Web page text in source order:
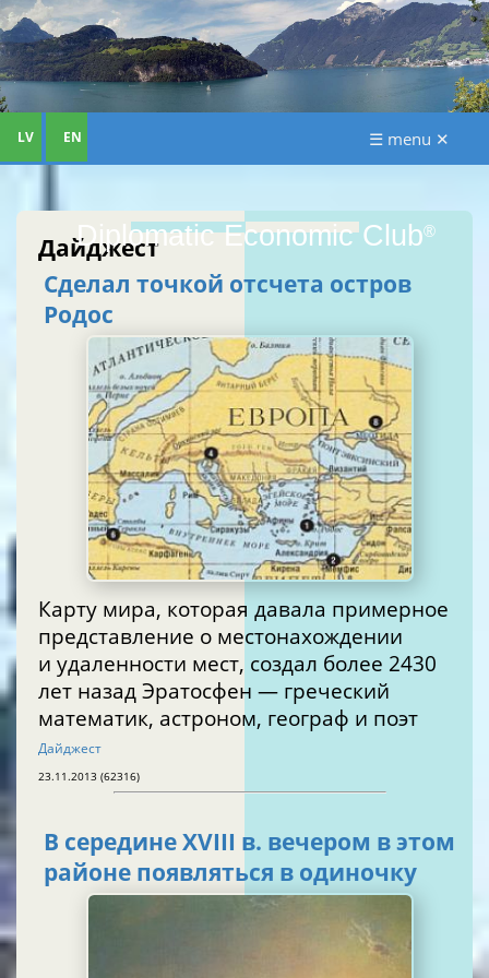
Diplomatic Economic Club®
LV EN ☰ menu ✕
Дайджест
Сделал точкой отсчета остров
Родос
Карту мира, которая давала примерное
представление о местонахождении
и удаленности мест, создал более 2430
лет назад Эратосфен — греческий
математик, астроном, географ и поэт
Дайджест
23.11.2013 (62316)
В середине XVIII в. вечером в этом
районе появляться в одиночку